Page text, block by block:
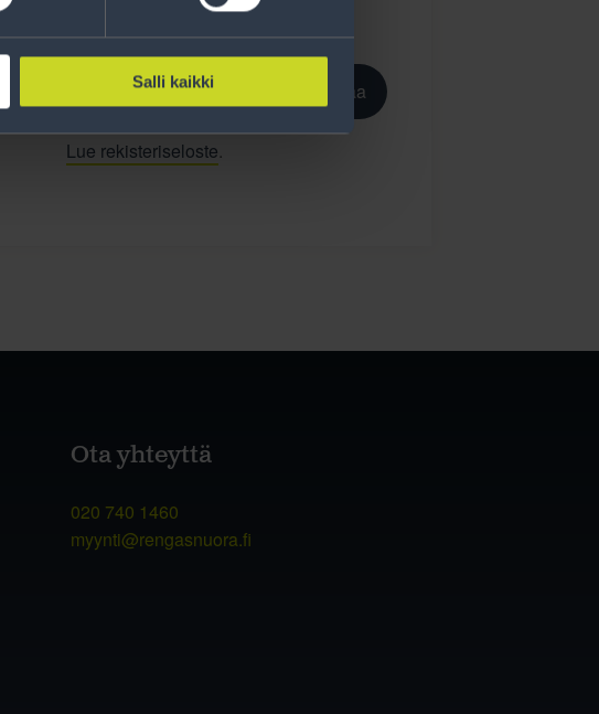
Salli kaikki Tilaa
Lue rekisteriseloste.
Ota yhteyttä
020 740 1460
myynti@rengasnuora.fi